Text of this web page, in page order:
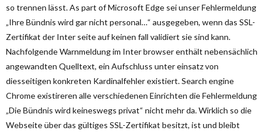
so trennen lässt. As part of Microsoft Edge sei unser Fehlermeldung
„Ihre Bündnis wird gar nicht personal…“ ausgegeben, wenn das SSL-
Zertifikat der Inter seite auf keinen fall validiert sie sind kann.
Nachfolgende Warnmeldung im Inter browser enthält nebensächlich
angewandten Quelltext, ein Aufschluss unter einsatz von
diesseitigen konkreten Kardinalfehler existiert. Search engine
Chrome existireren alle verschiedenen Einrichten die Fehlermeldung
„Die Bündnis wird keineswegs privat“ nicht mehr da. Wirklich so die
Webseite über das gültiges SSL-Zertifikat besitzt, ist und bleibt